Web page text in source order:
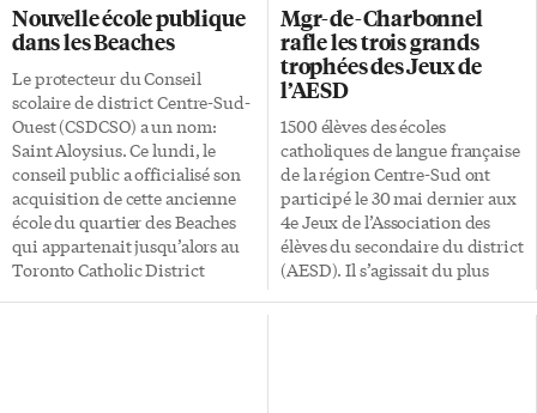
communiqué publié mardi
dernier, la Banque du Canada
affirme «qu’une certaine hausse
du taux cible du financement à
un jour pourrait s’avérer
nécessaire dans un proche
avenir […]
Gospel en passant par la
country, la chanson française, le
rock, le disco en finissant avec
un très beau classique: Carmen
parfaitement interprété par
Renée Moreau (Carmen) et
Benoit […]
Nouvelle école publique
dans les Beaches
Le protecteur du Conseil
scolaire de district Centre-Sud-
Ouest (CSDCSO) a un nom:
Saint Aloysius. Ce lundi, le
conseil public a officialisé son
acquisition de cette ancienne
école du quartier des Beaches
qui appartenait jusqu’alors au
Toronto Catholic District
Mgr-de-Charbonnel
rafle les trois grands
trophées des Jeux de
l’AESD
1500 élèves des écoles
catholiques de langue française
de la région Centre-Sud ont
participé le 30 mai dernier aux
4e Jeux de l’Association des
élèves du secondaire du district
(AESD). Il s’agissait du plus